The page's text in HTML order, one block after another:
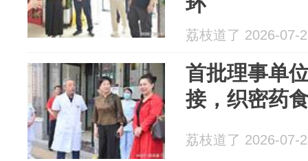
荔枝道了 2026-07-
首批理事单
接，织密药
荔枝道了 2026-07-